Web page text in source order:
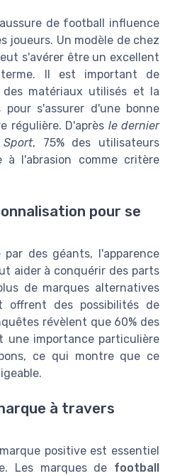
de football influence
joueurs. Un modèle de chez
s'avérer être un excellent
Il est important de
matériaux utilisés et la
pour s'assurer d'une bonne
régulière. D'après le dernier
, 75% des utilisateurs
à l'abrasion comme critère
pour se
des géants, l'apparence
aider à conquérir des parts
de marques alternatives
des possibilités de
révèlent que 60% des
une importance particulière
ce qui montre que ce
à travers
positive est essentiel
Les marques de football